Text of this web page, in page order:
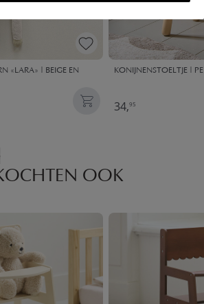
«LARA» | BEIGE EN
KONIJNENSTOELTJE |
34,95
OOK